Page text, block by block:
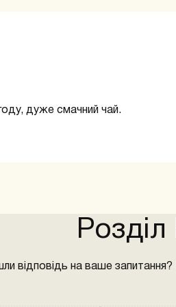
дуже смачний чай.
Розділ
відповідь на ваше